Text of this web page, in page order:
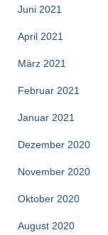
Juni 2021
April 2021
März 2021
Februar 2021
Januar 2021
Dezember 2020
November 2020
Oktober 2020
August 2020